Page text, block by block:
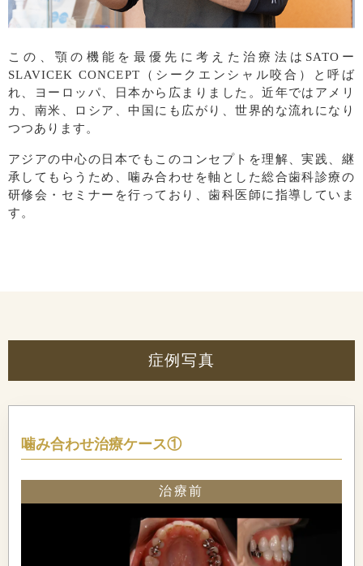
この、顎の機能を最優先に考えた治療法はSATOー
SLAVICEK CONCEPT（シークエンシャル咬合）と呼ば
れ、ヨーロッパ、日本から広まりました。近年ではアメリ
カ、南米、ロシア、中国にも広がり、世界的な流れになり
つつあります。
アジアの中心の日本でもこのコンセプトを理解、実践、継
承してもらうため、噛み合わせを軸とした総合歯科診療の
研修会・セミナーを行っており、歯科医師に指導していま
す。
症例写真
噛み合わせ治療ケース①
治療前